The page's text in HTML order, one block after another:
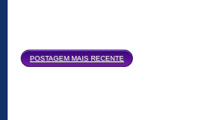
POSTAGEM MAIS RECENTE